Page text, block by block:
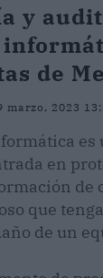
y
de
marzo, 2023
es
en
de
que
de un